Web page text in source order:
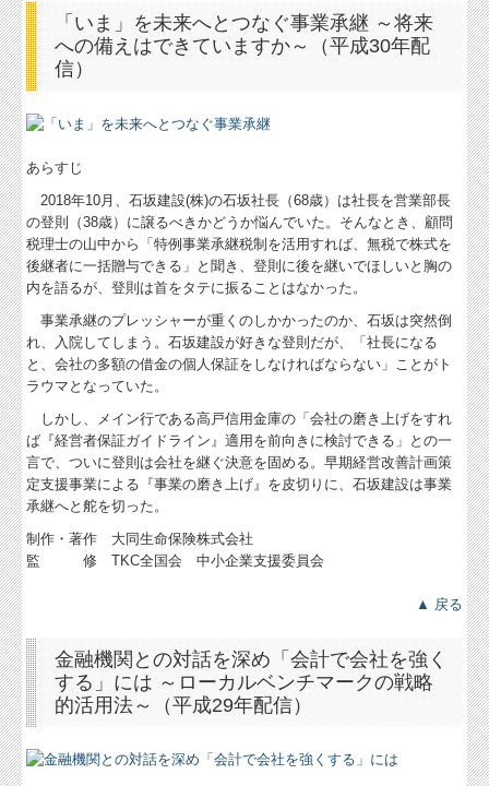
「いま」を未来へとつなぐ事業承継 ～将来
への備えはできていますか～（平成30年配
信）
あらすじ
2018年10月、石坂建設(株)の石坂社長（68歳）は社長を営業部長
の登則（38歳）に譲るべきかどうか悩んでいた。そんなとき、顧問
税理士の山中から「特例事業承継税制を活用すれば、無税で株式を
後継者に一括贈与できる」と聞き、登則に後を継いでほしいと胸の
内を語るが、登則は首をタテに振ることはなかった。
事業承継のプレッシャーが重くのしかかったのか、石坂は突然倒
れ、入院してしまう。石坂建設が好きな登則だが、「社長になる
と、会社の多額の借金の個人保証をしなければならない」ことがト
ラウマとなっていた。
しかし、メイン行である高戸信用金庫の「会社の磨き上げをすれ
ば『経営者保証ガイドライン』適用を前向きに検討できる」との一
言で、ついに登則は会社を継ぐ決意を固める。早期経営改善計画策
定支援事業による『事業の磨き上げ』を皮切りに、石坂建設は事業
承継へと舵を切った。
制作・著作 大同生命保険株式会社
監 修 TKC全国会 中小企業支援委員会
▲ 戻る
金融機関との対話を深め「会計で会社を強く
する」には ～ローカルベンチマークの戦略
的活用法～（平成29年配信）